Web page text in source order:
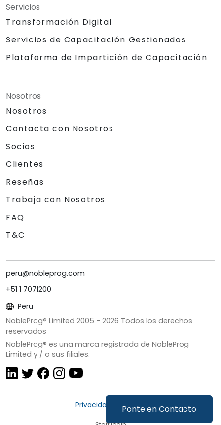
Ponte en Contacto
Servicios
Transformación Digital
Servicios de Capacitación Gestionados
Plataforma de Impartición de Capacitación
Nosotros
Nosotros
Contacta con Nosotros
Socios
Clientes
Reseñas
Trabaja con Nosotros
FAQ
T&C
peru@nobleprog.com
+51 1 7071200
Peru
NobleProg® Limited 2005 - 2026 Todos los derechos
reservados
NobleProg® es una marca registrada de NobleProg
Limited y / o sus filiales.
Privacidad y Cookies